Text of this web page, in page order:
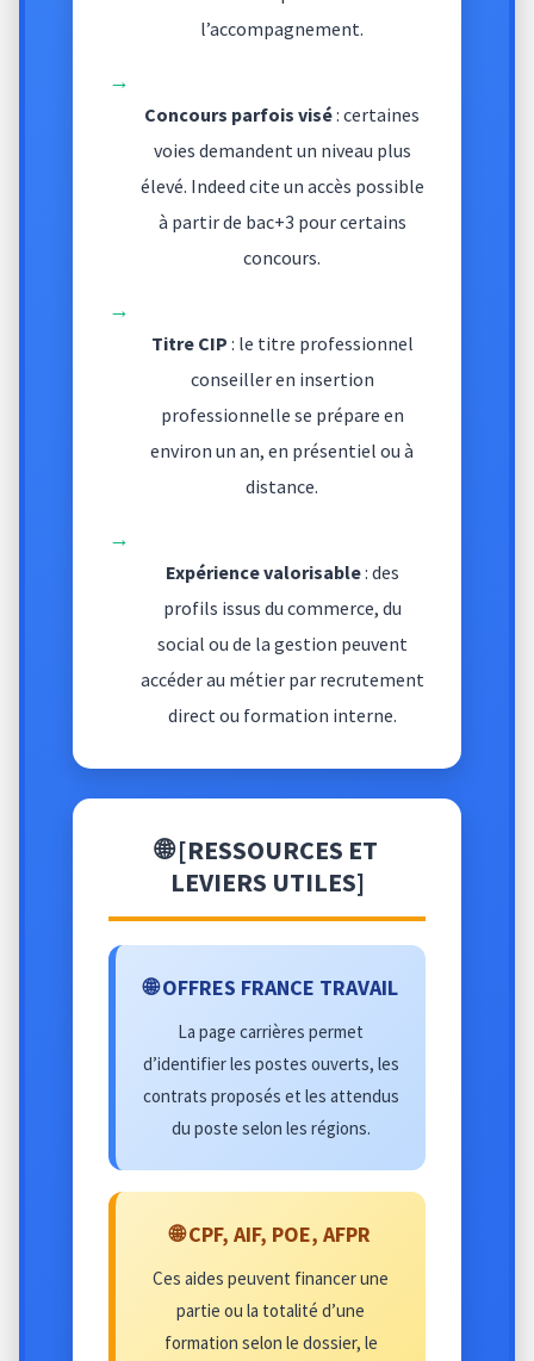
l’accompagnement.
→
Concours parfois visé: certaines
voies demandent un niveau plus
élevé. Indeed cite un accès possible
à partir de bac+3 pour certains
concours.
→
Titre CIP : le titre professionnel
conseiller en insertion
professionnelle se prépare en
environ un an, en présentiel ou à
distance.
→
Expérience valorisable: des
profils issus du commerce, du
social ou de la gestion peuvent
accéder au métier par recrutement
direct ou formation interne.
🌐 [RESSOURCES ET
LEVIERS UTILES]
🌐 OFFRES FRANCE TRAVAIL
La page carrières permet
d’identifier les postes ouverts, les
contrats proposés et les attendus
du poste selon les régions.
🌐 CPF, AIF, POE, AFPR
Ces aides peuvent financer une
partie ou la totalité d’une
formation selon le dossier, le